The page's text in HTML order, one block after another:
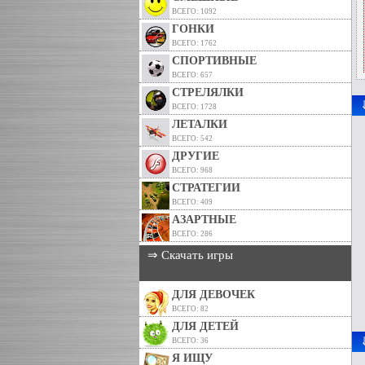
ВСЕГО: 1092
ГОНКИ
ВСЕГО: 1762
СПОРТИВНЫЕ
ВСЕГО: 657
СТРЕЛЯЛКИ
ВСЕГО: 1728
ЛЕТАЛКИ
ВСЕГО: 542
ДРУГИЕ
ВСЕГО: 968
СТРАТЕГИИ
ВСЕГО: 409
АЗАРТНЫЕ
ВСЕГО: 286
⇒ Скачать игры
ДЛЯ ДЕВОЧЕК
ВСЕГО: 82
ДЛЯ ДЕТЕЙ
ВСЕГО: 36
Я ИЩУ